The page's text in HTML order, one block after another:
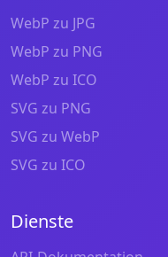
WebP zu JPG
WebP zu PNG
WebP zu ICO
SVG zu PNG
SVG zu WebP
SVG zu ICO
Dienste